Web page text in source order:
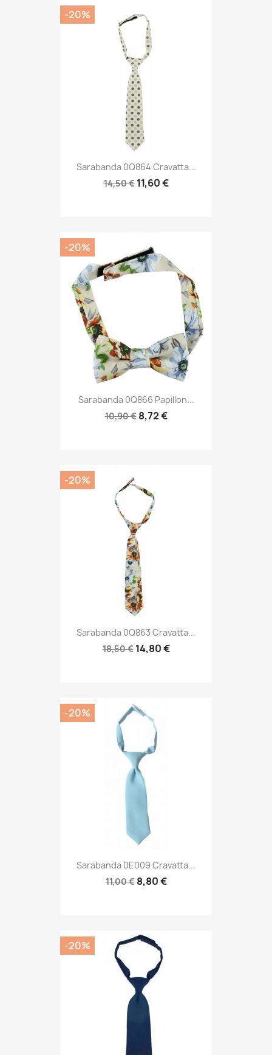
Sarabanda 0Q864 Cravatta...
14,50 € 11,60 €
-20%
Sarabanda 0Q866 Papillon...
10,90 € 8,72 €
-20%
Sarabanda 0Q863 Cravatta...
18,50 € 14,80 €
-20%
Sarabanda 0E009 Cravatta...
11,00 € 8,80 €
-20%
-20%